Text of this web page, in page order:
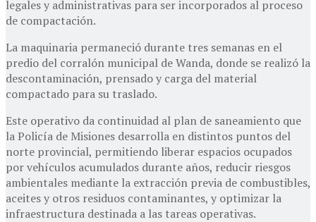
legales y administrativas para ser incorporados al proceso
de compactación.
La maquinaria permaneció durante tres semanas en el
predio del corralón municipal de Wanda, donde se realizó la
descontaminación, prensado y carga del material
compactado para su traslado.
Este operativo da continuidad al plan de saneamiento que
la Policía de Misiones desarrolla en distintos puntos del
norte provincial, permitiendo liberar espacios ocupados
por vehículos acumulados durante años, reducir riesgos
ambientales mediante la extracción previa de combustibles,
aceites y otros residuos contaminantes, y optimizar la
infraestructura destinada a las tareas operativas.